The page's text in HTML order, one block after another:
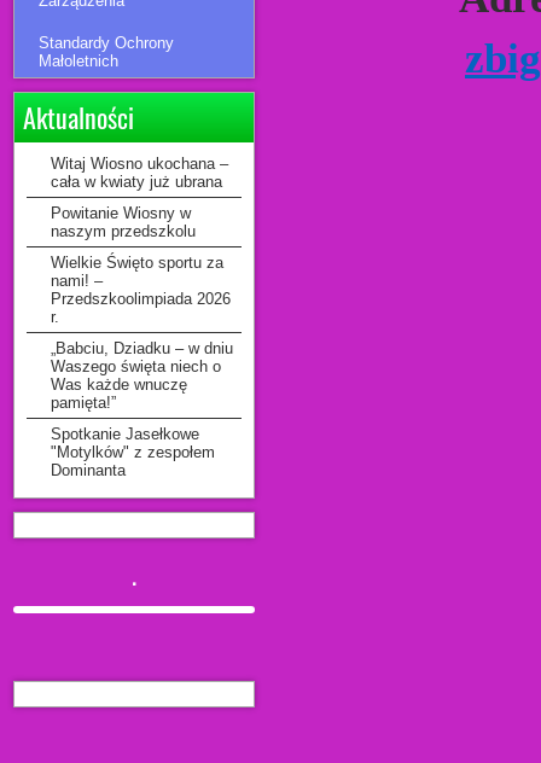
Standardy Ochrony
Małoletnich
Aktualności
Witaj Wiosno ukochana –
cała w kwiaty już ubrana
Powitanie Wiosny w
naszym przedszkolu
Wielkie Święto sportu za
nami! –
Przedszkoolimpiada 2026
r.
„Babciu, Dziadku – w dniu
Waszego święta niech o
Was każde wnuczę
pamięta!”
Spotkanie Jasełkowe
"Motylków" z zespołem
Dominanta
.